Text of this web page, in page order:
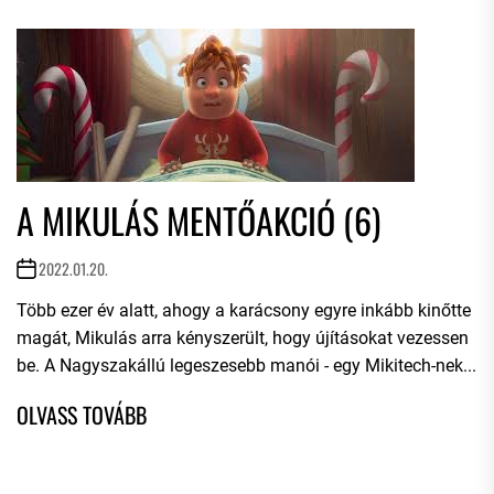
A MIKULÁS MENTŐAKCIÓ (6)
2022.01.20.
Több ezer év alatt, ahogy a karácsony egyre inkább kinőtte
magát, Mikulás arra kényszerült, hogy újításokat vezessen
be. A Nagyszakállú legeszesebb manói - egy Mikitech-nek...